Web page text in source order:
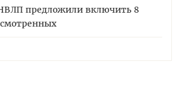
предложили включить 8